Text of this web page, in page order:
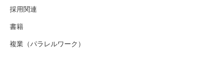
採用関連
書籍
複業（パラレルワーク）